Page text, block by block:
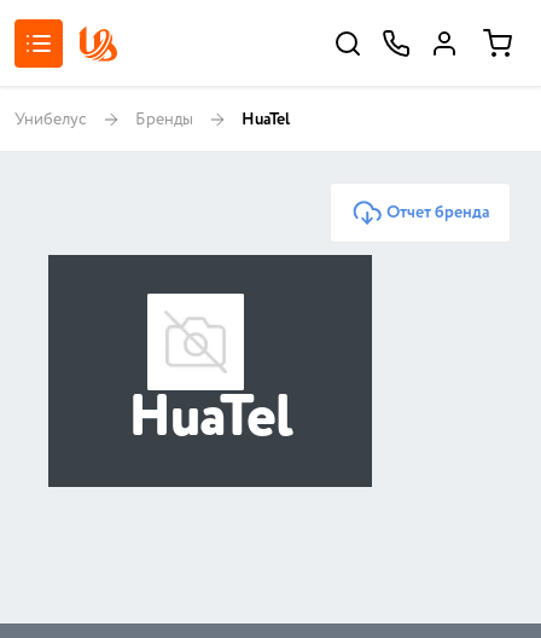
Унибелус Бренды HuaTel
Отчет бренда
HuaTel